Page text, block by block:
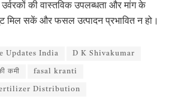
की वास्तविक उपलब्धता और मांग के
मिल सकें और फसल उत्पादन प्रभावित न हो।
Updates India D K Shivakumar
कमी fasal kranti
Distribution